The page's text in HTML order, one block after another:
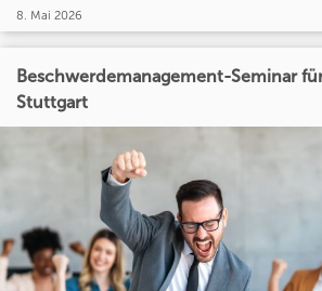
8. Mai 2026
Beschwerdemanagement-Seminar
Stuttgart